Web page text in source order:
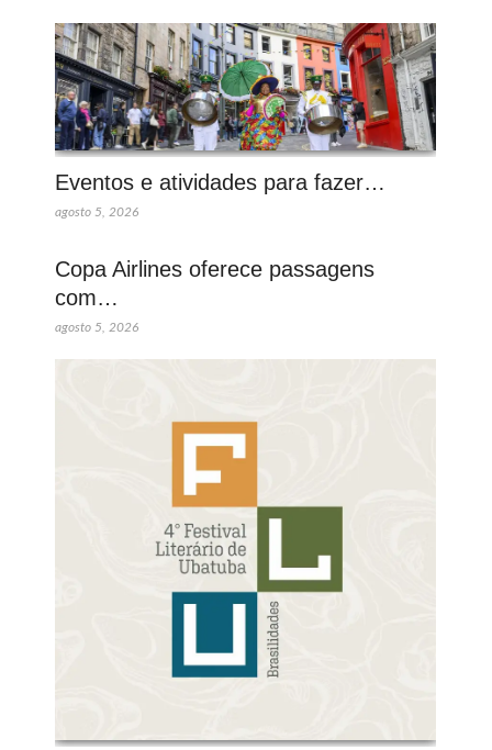
Eventos e atividades para fazer…
agosto 5, 2026
Copa Airlines oferece passagens
com…
agosto 5, 2026